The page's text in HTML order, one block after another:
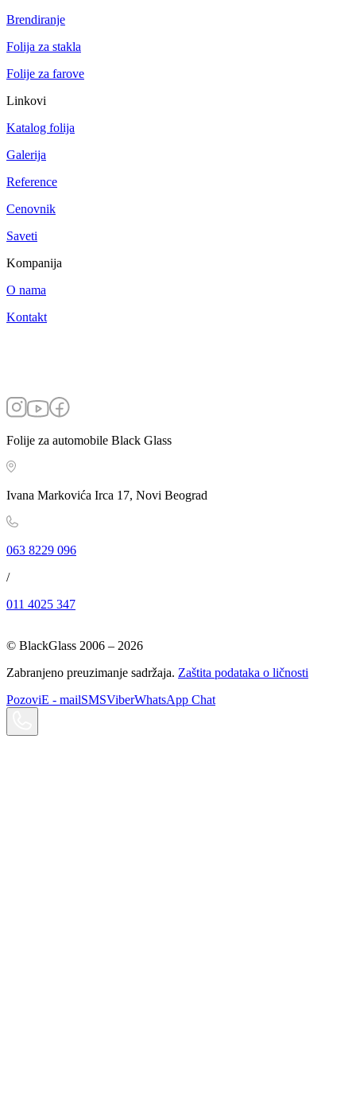
Brendiranje
Folija za stakla
Folije za farove
Linkovi
Katalog folija
Galerija
Reference
Cenovnik
Saveti
Kompanija
O nama
Kontakt
Folije za automobile Black Glass
Ivana Markovića Irca 17, Novi Beograd
063 8229 096
/
011 4025 347
© BlackGlass 2006 – 2026
Zabranjeno preuzimanje sadržaja. Zaštita podataka o ličnosti
PozoviE - mailSMSViberWhatsApp Chat